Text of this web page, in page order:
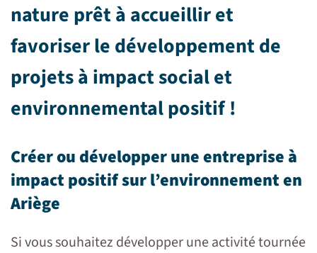
nature prêt à accueillir et
favoriserle développement de
projets à impact social et
environnemental positif !
Créer ou développer une entreprise à
impact positif sur l’environnement en
Ariège
Si vous souhaitez développer une activité tournée